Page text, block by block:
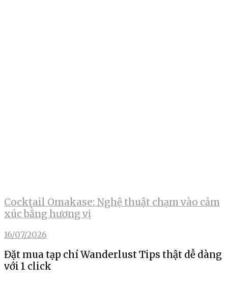
Cocktail Omakase: Nghệ thuật chạm vào cảm
xúc bằng hương vị
16/07/2026
Đặt mua tạp chí Wanderlust Tips thật dễ dàng
với 1 click